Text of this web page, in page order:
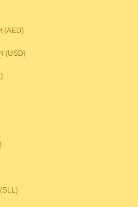
(AED)
(USD)
(SLL)